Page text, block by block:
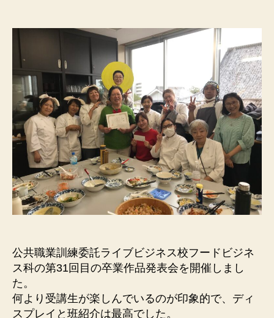
公共職業訓練委託ライブビジネス校フードビジネ
ス科の第31回目の卒業作品発表会を開催しまし
た。
何より受講生が楽しんでいるのが印象的で、ディ
スプレイと班紹介は最高でした。